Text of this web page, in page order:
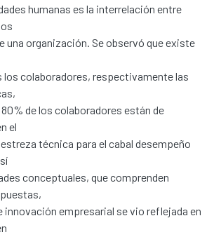
humanas es la interrelación entre
una organización. Se observó que existe
los colaboradores, respectivamente las
de los colaboradores están de
el
técnica para el cabal desempeño
conceptuales, que comprenden
empresarial se vio reflejada en